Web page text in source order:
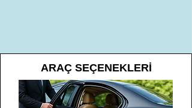
ARAÇ SEÇENEKLERİ